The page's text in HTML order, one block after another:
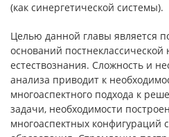
(как синергетической системы).
Целью данной главы является
оснований постнеклассической
естествознания. Сложность и
анализа приводит к
многоаспектного подхода к
задачи, необходимости
многоаспектных конфигураций